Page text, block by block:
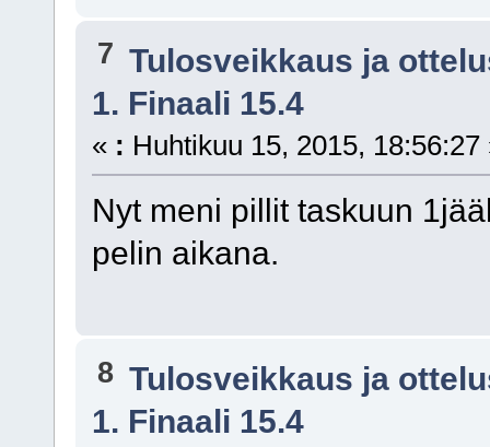
7 Tulosveikkaus ja
1. Finaali 15.4
« : Huhtikuu 15, 2015, 18:56:27
Nyt meni pillit taskuun
pelin aikana.
8 Tulosveikkaus ja
1. Finaali 15.4